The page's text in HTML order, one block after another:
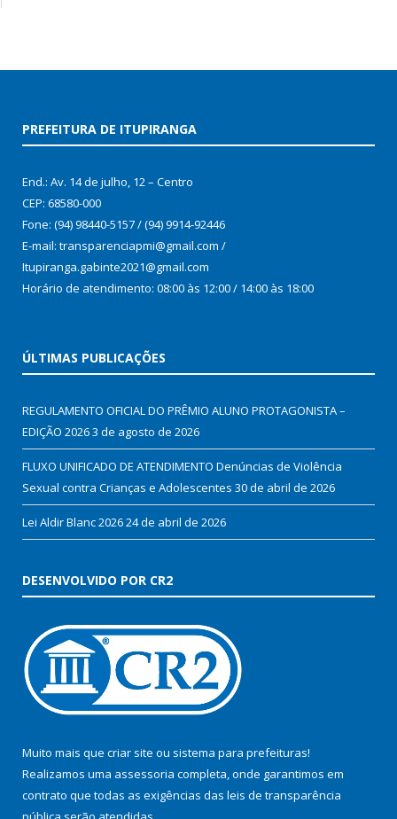
PREFEITURA DE ITUPIRANGA
End.: Av. 14 de julho, 12 – Centro
CEP: 68580-000
Fone: (94) 98440-5157 / (94) 9914-92446
E-mail: transparenciapmi@gmail.com /
Itupiranga.gabinte2021@gmail.com
Horário de atendimento: 08:00 às 12:00 / 14:00 às 18:00
ÚLTIMAS PUBLICAÇÕES
REGULAMENTO OFICIAL DO PRÊMIO ALUNO PROTAGONISTA –
EDIÇÃO 20263 de agosto de 2026
FLUXO UNIFICADO DE ATENDIMENTO Denúncias de Violência
Sexual contra Crianças e Adolescentes 30 de abril de 2026
Lei Aldir Blanc 202624 de abril de 2026
DESENVOLVIDO POR CR2
Muito mais que criar site ou sistema para prefeituras!
Realizamos uma assessoria completa, onde garantimos em
contrato que todas as exigências das leis de transparência